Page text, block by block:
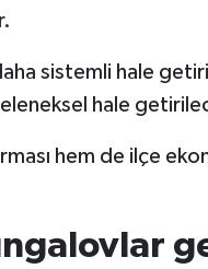
sistemli hale
hale
hem de ilçe